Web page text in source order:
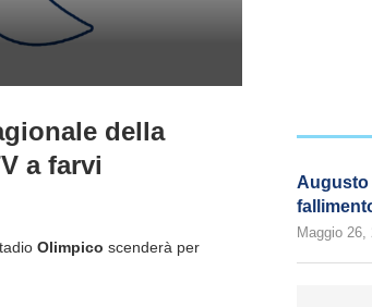
della
a farvi
Olimpico scenderà per
Augusto
Maggio 26,